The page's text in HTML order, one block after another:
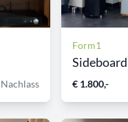
Form1
€ 1.800,-